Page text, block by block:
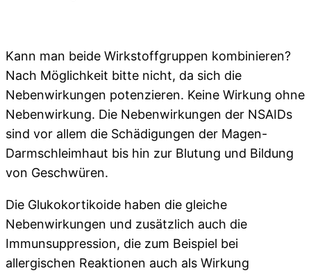
Kann man beide Wirkstoffgruppen kombinieren?
Nach Möglichkeit bitte nicht, da sich die
Nebenwirkungen potenzieren. Keine Wirkung ohne
Nebenwirkung. Die Nebenwirkungen der NSAIDs
sind vor allem die Schädigungen der Magen-
Darmschleimhaut bis hin zur Blutung und Bildung
von Geschwüren.
Die Glukokortikoide haben die gleiche
Nebenwirkungen und zusätzlich auch die
Immunsuppression, die zum Beispiel bei
allergischen Reaktionen auch als Wirkung